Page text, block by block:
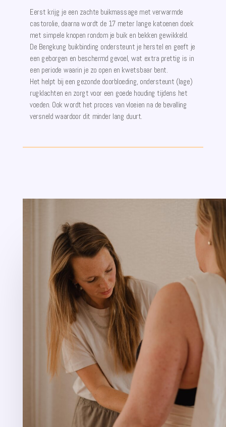
Eerst krijg je een zachte buikmassage met verwarmde
castorolie, daarna wordt de 17 meter lange katoenen doek
met simpele knopen rondom je buik en bekken gewikkeld.
De Bengkung buikbinding ondersteunt je herstel en geeft je
een geborgen en beschermd gevoel, wat extra prettig is in
een periode waarin je zo open en kwetsbaar bent.
Het helpt bij een gezonde doorbloeding, ondersteunt (lage)
rugklachten en zorgt voor een goede houding tijdens het
voeden. Ook wordt het proces van vloeien na de bevalling
versneld waardoor dit minder lang duurt.